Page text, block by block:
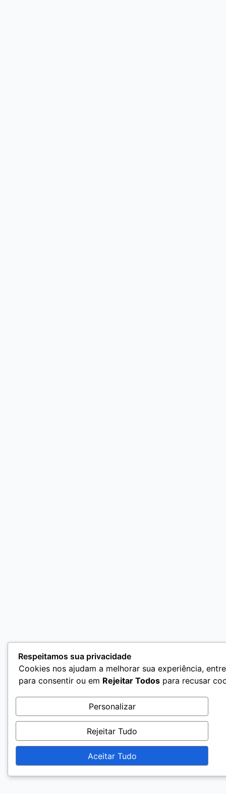
Respeitamos sua privacidade
Cookies nos ajudam a melhorar sua experiência,
para consentir ou em Rejeitar Todos para recusar
Personalizar
Rejeitar Tudo
Aceitar Tudo